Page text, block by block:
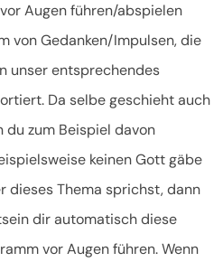
Augen führen/abspielen
von Gedanken/Impulsen, die
unser entsprechendes
Da selbe geschieht auch
du zum Beispiel davon
keinen Gott gäbe
dieses Thema sprichst, dann
dir automatisch diese
vor Augen führen. Wenn